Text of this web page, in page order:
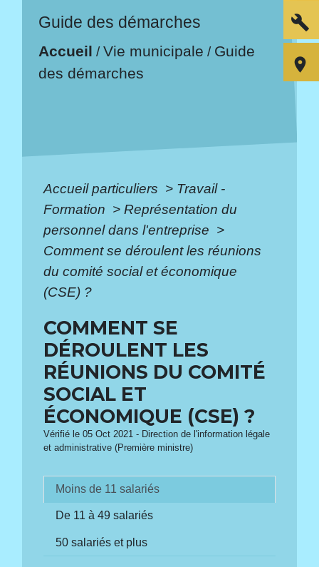
Guide des démarches
Accueil /Vie municipale / Guide
des démarches
Accueil particuliers > Travail -
Formation > Représentation du
personnel dans l'entreprise >
Comment se déroulent les réunions
du comité social et économique
(CSE) ?
COMMENT SE
DÉROULENT LES
RÉUNIONS DU COMITÉ
SOCIAL ET
ÉCONOMIQUE (CSE) ?
Vérifié le 05 Oct 2021 - Direction de l'information légale
et administrative (Première ministre)
Moins de 11 salariés
De 11 à 49 salariés
50 salariés et plus
build
room